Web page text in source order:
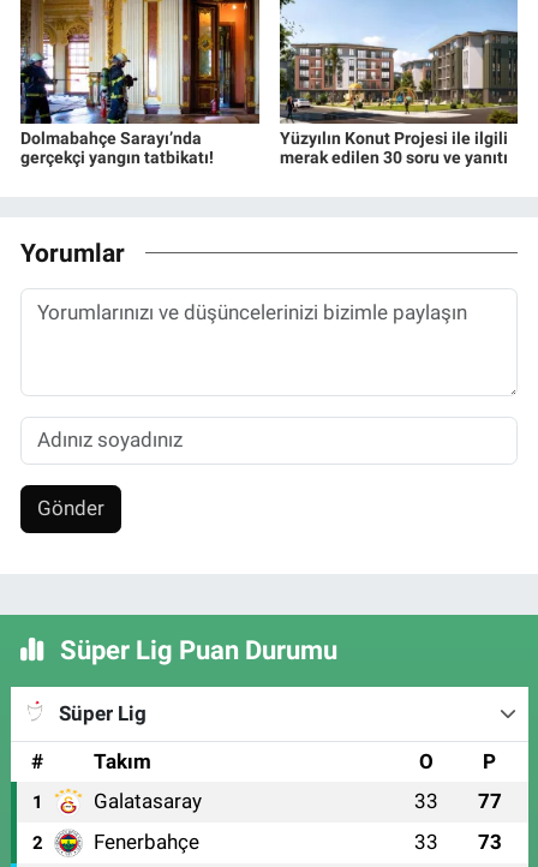
Dolmabahçe Sarayı’nda
gerçekçi yangın tatbikatı!
Yüzyılın Konut Projesi ile ilgili
merak edilen 30 soru ve yanıtı
Yorumlar
Gönder
Süper Lig Puan Durumu
Süper Lig
#
Takım O P
1 Galatasaray 33 77
2 Fenerbahçe 33 73